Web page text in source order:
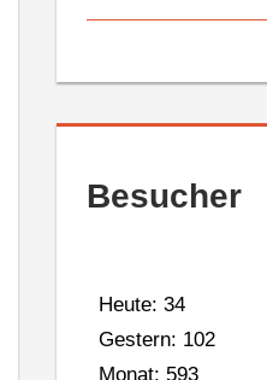
Besucher
Heute: 34
Gestern: 102
Monat: 593